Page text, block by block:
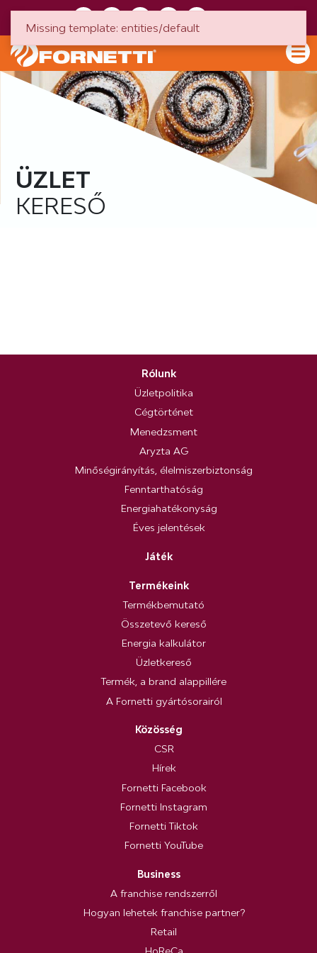
ÜZLET
KERESŐ
Rólunk
Üzletpolitika
Cégtörténet
Menedzsment
Aryzta AG
Minőségirányítás, élelmiszerbiztonság
Fenntarthatóság
Energiahatékonyság
Éves jelentések
Játék
Termékeink
Termékbemutató
Összetevő kereső
Energia kalkulátor
Üzletkereső
Termék, a brand alappillére
A Fornetti gyártósorairól
Közösség
CSR
Hírek
Fornetti Facebook
Fornetti Instagram
Fornetti Tiktok
Fornetti YouTube
Business
A franchise rendszerről
Hogyan lehetek franchise partner?
Retail
Missing template: entities/default